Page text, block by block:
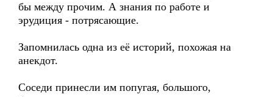
бы между прочим. А знания по работе и
эрудиция - потрясающие.
Запомнилась одна из её историй, похожая на
анекдот.
Соседи принесли им попугая, большого,